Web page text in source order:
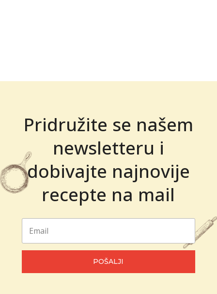
Pridružite se našem
newsletteru i
dobivajte najnovije
recepte na mail
POŠALJI